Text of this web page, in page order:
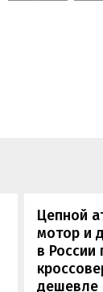
Цепной
мотор и
в России
дешевле